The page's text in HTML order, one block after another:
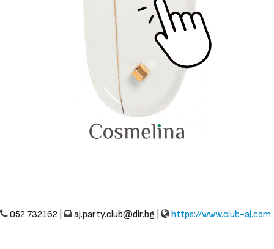
052 732162 | aj.party.club@dir.bg https://www.club-aj.com